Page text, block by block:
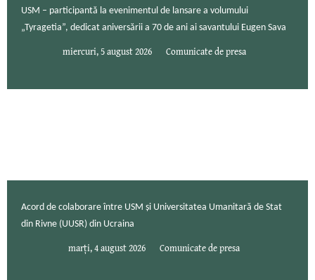
USM – participantă la evenimentul de lansare a volumului
„Tyragetia”, dedicat aniversării a 70 de ani ai savantului Eugen Sava
miercuri, 5 august 2026 Comunicate de presa
Acord de colaborare între USM și Universitatea Umanitară de Stat
din Rivne (UUSR) din Ucraina
marți, 4 august 2026 Comunicate de presa